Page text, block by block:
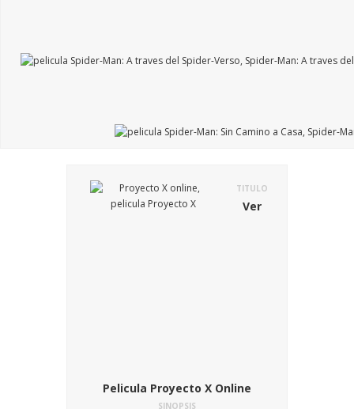
TITULO
Ver
Pelicula Proyecto X Online
SINOPSIS